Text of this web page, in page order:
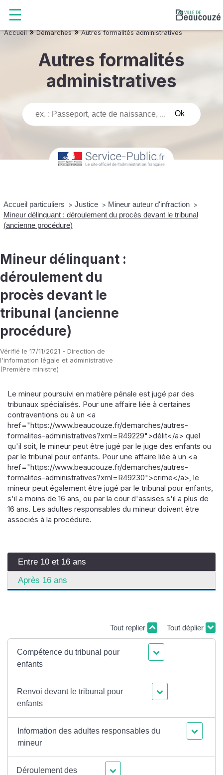
Accueil»Démarches»Autres formalités administratives
Autres formalités
administratives
Accueil particuliers > Justice > Mineur auteur d'infraction >
Mineur délinquant : déroulement du procès devant le tribunal
(ancienne procédure)
Mineur délinquant :
déroulement du
procès devant le
tribunal (ancienne
procédure)
Vérifié le 17/11/2021 - Direction de
l'information légale et administrative
(Première ministre)
Le mineur poursuivi en matière pénale est jugé par des
tribunaux spécialisés. Pour une affaire liée à certaines
contraventions ou à un <a
href="https://www.beaucouze.fr/demarches/autres-
formalites-administratives?xml=R49229">délit</a> quel
qu'il soit, le mineur peut être jugé par le juge des enfants ou
par le tribunal pour enfants. Pour une affaire liée à un <a
href="https://www.beaucouze.fr/demarches/autres-
formalites-administratives?xml=R49230">crime</a>, le
mineur peut également être jugé par le tribunal pour enfants,
s'il a moins de 16 ans, ou par la cour d'assises s'il a plus de
16 ans. Les adultes responsables du mineur doivent être
associés à la procédure.
Entre 10 et 16 ans
Après 16 ans
Tout replier Tout déplier
Compétence du tribunal pour
enfants
Renvoi devant le tribunal pour
enfants
Information des adultes responsables du
mineur
Déroulement des